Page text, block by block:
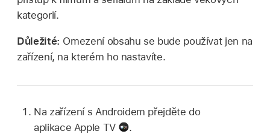
kategorií.
Důležité: Omezení obsahu se bude používat jen na
zařízení, na kterém ho nastavíte.
Na zařízení s Androidem přejděte do
aplikace Apple TV
.